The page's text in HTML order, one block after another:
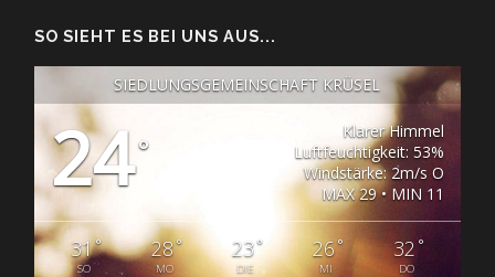
SO SIEHT ES BEI UNS AUS...
SIEDLUNGSGEMEINSCHAFT KRÜSEL
24°
Klarer Himmel
Luftfeuchtigkeit: 53%
Windstärke: 2m/s O
MAX 29 • MIN 11
31°
SO
28°
MO
23°
DIE
26°
MI
32 °
DO